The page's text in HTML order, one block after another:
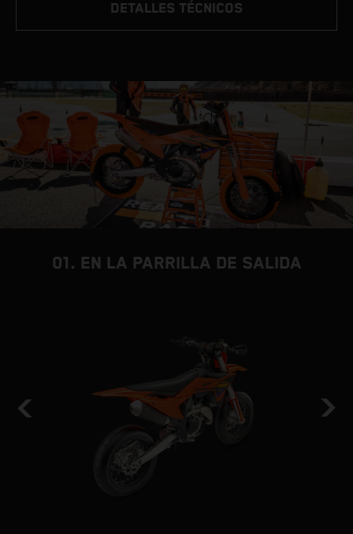
DETALLES TÉCNICOS
01. EN LA PARRILLA DE SALIDA